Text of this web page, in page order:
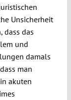
Unsicherheit
dass das
und
damals
man
akuten